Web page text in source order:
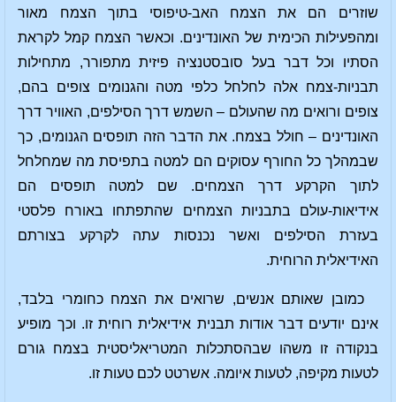
שוזרים הם את הצמח האב-טיפוסי בתוך הצמח מאור
ומהפעילות הכימית של האונדינים. וכאשר הצמח קמל לקראת
הסתיו וכל דבר בעל סובסטנציה פיזית מתפורר, מתחילות
תבניות-צמח אלה לחלחל כלפי מטה והגנומים צופים בהם,
צופים ורואים מה שהעולם – השמש דרך הסילפים, האוויר דרך
האונדינים – חולל בצמח. את הדבר הזה תופסים הגנומים, כך
שבמהלך כל החורף עסוקים הם למטה בתפיסת מה שמחלחל
לתוך הקרקע דרך הצמחים. שם למטה תופסים הם
אידיאות-עולם בתבניות הצמחים שהתפתחו באורח פלסטי
בעזרת הסילפים ואשר נכנסות עתה לקרקע בצורתם
האידיאלית הרוחית.
כמובן שאותם אנשים, שרואים את הצמח כחומרי בלבד,
אינם יודעים דבר אודות תבנית אידיאלית רוחית זו. וכך מופיע
בנקודה זו משהו שבהסתכלות המטריאליסטית בצמח גורם
לטעות מקיפה, לטעות איומה. אשרטט לכם טעות זו.